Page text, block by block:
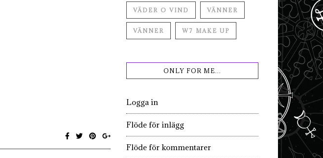
VÄDER O VIND VÄNNER
VÄNNER W7 MAKE UP
ONLY FOR ME…
Logga in
Flöde för inlägg
Flöde för kommentarer